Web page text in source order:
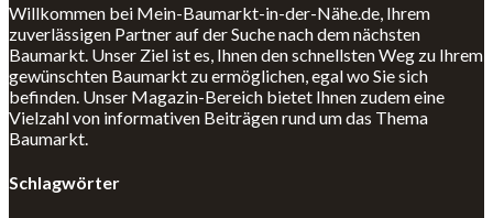
Willkommen bei Mein-Baumarkt-in-der-Nähe.de, Ihrem
zuverlässigen Partner auf der Suche nach dem nächsten
Baumarkt. Unser Ziel ist es, Ihnen den schnellsten Weg zu Ihrem
gewünschten Baumarkt zu ermöglichen, egal wo Sie sich
befinden. Unser Magazin-Bereich bietet Ihnen zudem eine
Vielzahl von informativen Beiträgen rund um das Thema
Baumarkt.
Schlagwörter